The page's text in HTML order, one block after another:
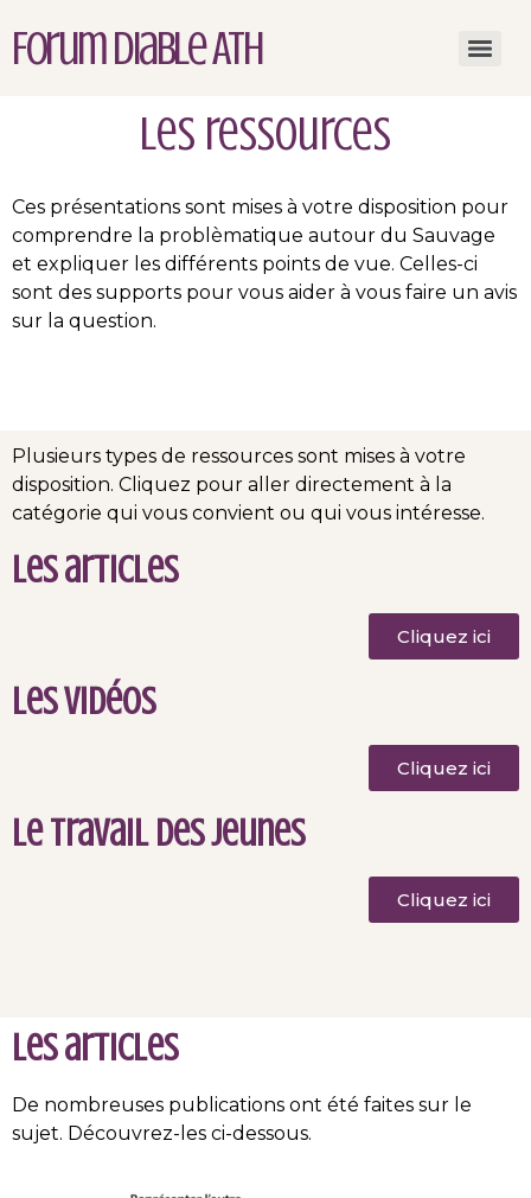
Forum Diable Ath
Les ressources
Ces présentations sont mises à votre disposition pour
comprendre la problèmatique autour du Sauvage
et expliquer les différents points de vue. Celles-ci
sont des supports pour vous aider à vous faire un avis
sur la question.
Plusieurs types de ressources sont mises à votre
disposition. Cliquez pour aller directement à la
catégorie qui vous convient ou qui vous intéresse.
Les articles
Cliquez ici
Les vidéos
Cliquez ici
Le travail des jeunes
Cliquez ici
Les articles
De nombreuses publications ont été faites sur le
sujet. Découvrez-les ci-dessous.